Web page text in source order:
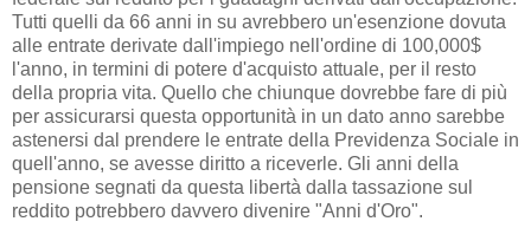
Tutti quelli da 66 anni in su avrebbero un'esenzione dovuta
alle entrate derivate dall'impiego nell'ordine di 100,000$
l'anno, in termini di potere d'acquisto attuale, per il resto
della propria vita. Quello che chiunque dovrebbe fare di più
per assicurarsi questa opportunità in un dato anno sarebbe
astenersi dal prendere le entrate della Previdenza Sociale in
quell'anno, se avesse diritto a riceverle. Gli anni della
pensione segnati da questa libertà dalla tassazione sul
reddito potrebbero davvero divenire "Anni d'Oro".